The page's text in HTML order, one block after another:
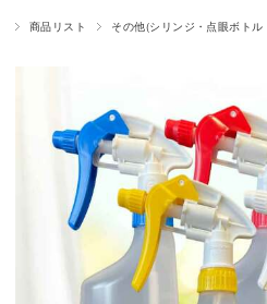
商品リスト その他(シリンジ・点眼ボト